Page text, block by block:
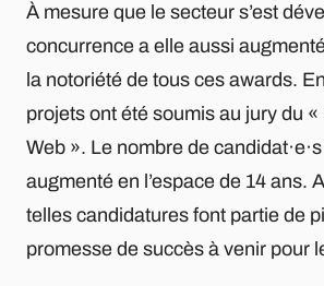
À mesure que le secteur s’est
concurrence a elle aussi
la notoriété de tous ces awards.
projets ont été soumis au jury du
Web ». Le nombre de
augmenté en l’espace de 14 ans.
telles candidatures font partie de
promesse de succès à venir pour